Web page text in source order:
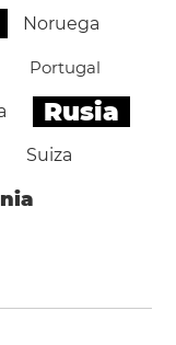
Noruega
Portugal
Rusia
Suiza